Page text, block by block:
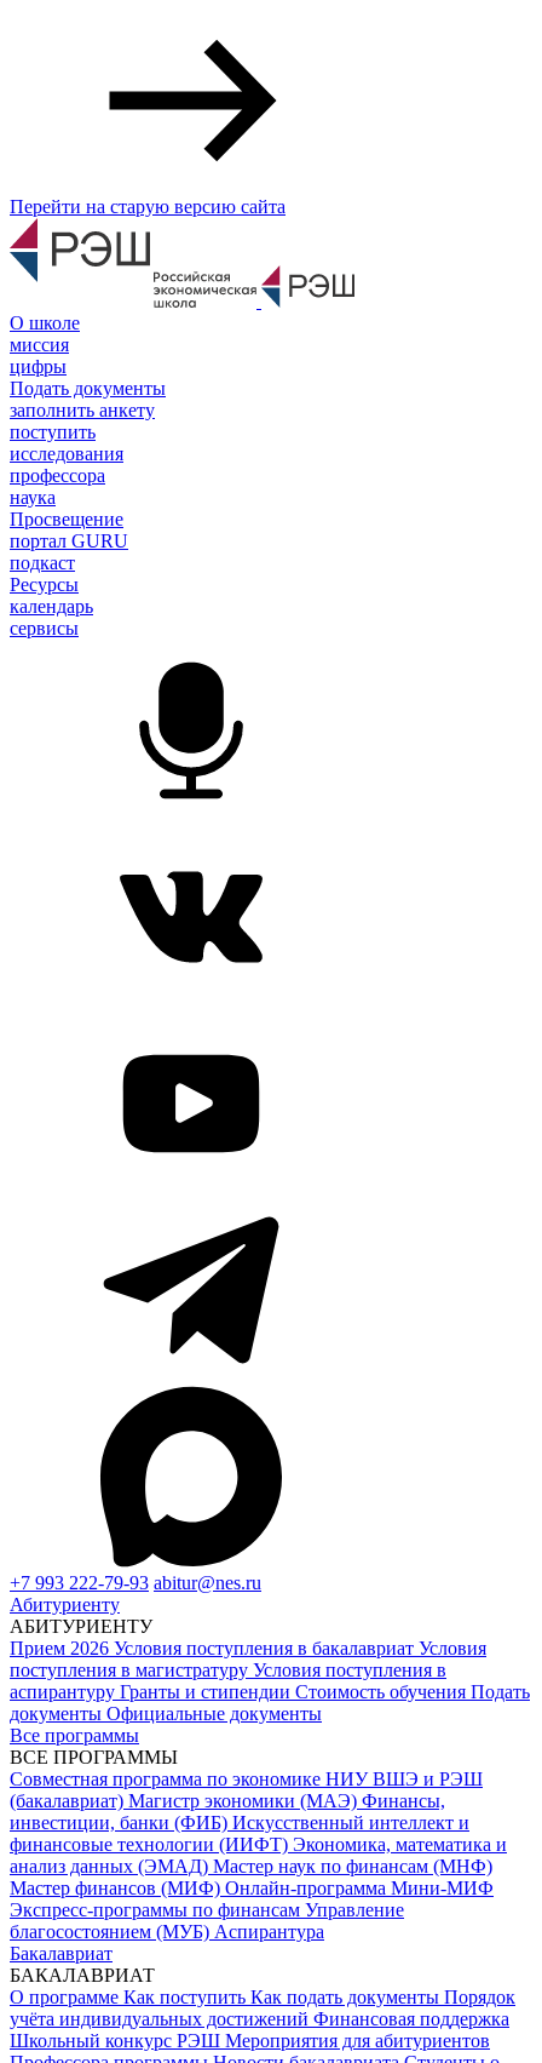
Перейти на старую версию сайта
О школе
миссия
цифры
Подать документы
заполнить анкету
поступить
исследования
профессора
наука
Просвещение
портал GURU
подкаст
Ресурсы
календарь
сервисы
+7 993 222-79-93 abitur@nes.ru
Абитуриенту
АБИТУРИЕНТУ
Прием 2026 Условия поступления в бакалавриат Условия
поступления в магистратуру Условия поступления в
аспирантуру Гранты и стипендии Стоимость обучения Подать
документы Официальные документы
Все программы
ВСЕ ПРОГРАММЫ
Совместная программа по экономике НИУ ВШЭ и РЭШ
(бакалавриат) Магистр экономики (МАЭ) Финансы,
инвестиции, банки (ФИБ) Искусственный интеллект и
финансовые технологии (ИИФТ) Экономика, математика и
анализ данных (ЭМАД) Мастер наук по финансам (МНФ)
Мастер финансов (МИФ) Онлайн-программа Мини-МИФ
Экспресс-программы по финансам Управление
благосостоянием (МУБ) Аспирантура
Бакалавриат
БАКАЛАВРИАТ
О программе Как поступить Как подать документы Порядок
учёта индивидуальных достижений Финансовая поддержка
Школьный конкурс РЭШ Мероприятия для абитуриентов